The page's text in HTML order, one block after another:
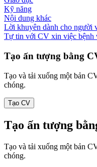
Kỹ năng
Nội dung khác
Lời khuyên dành cho người
Tự tin với CV xin việc bệnh
Tạo ấn tượng bằng
Tạo và tải xuống một bản
chóng.
Tạo CV
Tạo ấn tượng
Tạo và tải xuống một bản
chóng.